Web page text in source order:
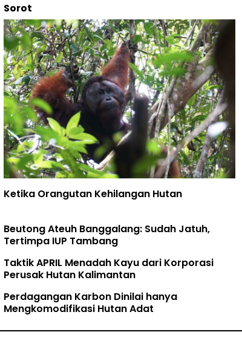
Sorot
Ketika Orangutan Kehilangan Hutan
Beutong Ateuh Banggalang: Sudah Jatuh,
Tertimpa IUP Tambang
Taktik APRIL Menadah Kayu dari Korporasi
Perusak Hutan Kalimantan
Perdagangan Karbon Dinilai hanya
Mengkomodifikasi Hutan Adat